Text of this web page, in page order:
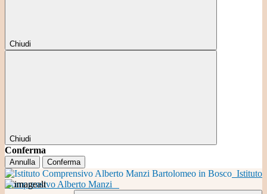
Chiudi
Chiudi
Conferma
Annulla Conferma
Istituto
Comprensivo Alberto Manzi